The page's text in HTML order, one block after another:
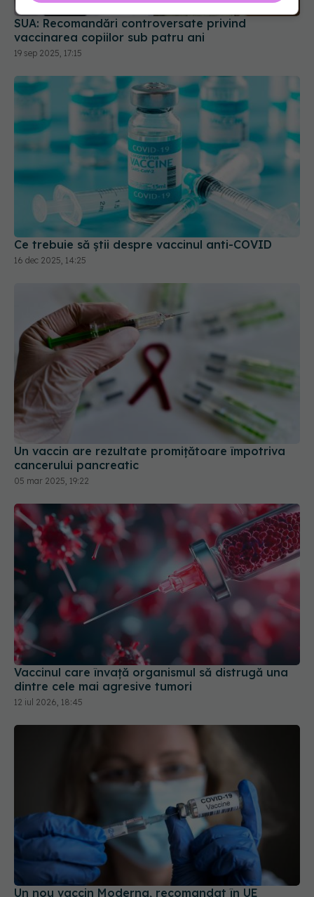
SUA: Recomandări controversate privind
vaccinarea copiilor sub patru ani
19 sep 2025, 17:15
Ce trebuie să știi despre vaccinul anti-COVID
16 dec 2025, 14:25
Un vaccin are rezultate promițătoare împotriva
cancerului pancreatic
05 mar 2025, 19:22
Vaccinul care învață organismul să distrugă una
dintre cele mai agresive tumori
12 iul 2026, 18:45
Un nou vaccin Moderna, recomandat în UE